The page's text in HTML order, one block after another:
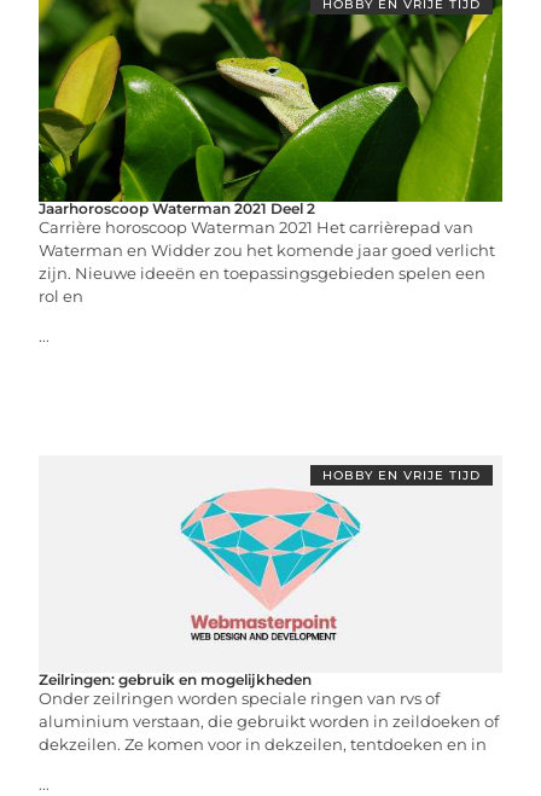
HOBBY EN VRIJE TIJD
Jaarhoroscoop Waterman 2021 Deel 2
Carrière horoscoop Waterman 2021 Het carrièrepad van
Waterman en Widder zou het komende jaar goed verlicht
zijn. Nieuwe ideeën en toepassingsgebieden spelen een
rol en
...
HOBBY EN VRIJE TIJD
Zeilringen: gebruik en mogelijkheden
Onder zeilringen worden speciale ringen van rvs of
aluminium verstaan, die gebruikt worden in zeildoeken of
dekzeilen. Ze komen voor in dekzeilen, tentdoeken en in
...